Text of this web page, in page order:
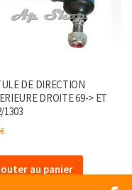
DE DIRECTION
DROITE 69-> ET
1303
€
au panier